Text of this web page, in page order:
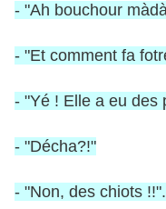
- "Ah bouchour
- "Et comment fa
- "Yé ! Elle a eu des
- "Décha?!"
- "Non, des chiots !!".